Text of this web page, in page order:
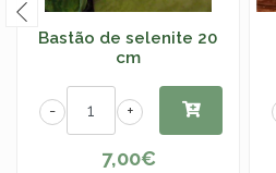
Bastão de selenite 20
cm
+
-
7,00€